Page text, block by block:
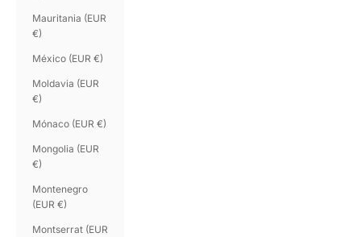
Mauritania (EUR
€)
México (EUR €)
Moldavia (EUR
€)
Mónaco (EUR €)
Mongolia (EUR
€)
Montenegro
(EUR €)
Montserrat (EUR